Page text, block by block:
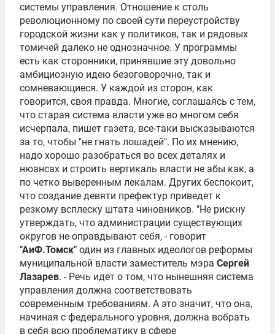
системы управления. Отношение к столь
революционному по своей сути переустройству
городской жизни как у политиков, так и рядовых
томичей далеко не однозначное. У программы
есть как сторонники, принявшие эту довольно
амбициозную идею безоговорочно, так и
сомневающиеся. У каждой из сторон, как
говорится, своя правда. Многие, соглашаясь с тем,
что старая система власти уже во многом себя
исчерпала, пишет газета, все-таки высказываются
за то, чтобы "не гнать лошадей". По их мнению,
надо хорошо разобраться во всех деталях и
нюансах и строить вертикаль власти не абы как, а
по четко выверенным лекалам. Других беспокоит,
что создание девяти префектур приведет к
резкому всплеску штата чиновников. "Не рискну
утверждать, что администрации существующих
округов не оправдывают себя, - говорит
"АиФ.Томск" один из главных идеологов реформы
муниципальной власти заместитель мэра Сергей
Лазарев. - Речь идет о том, что нынешняя система
управления должна соответствовать
современным требованиям. А это значит, что она,
начиная с федерального уровня, должна вобрать
в себя всю проблематику в сфере